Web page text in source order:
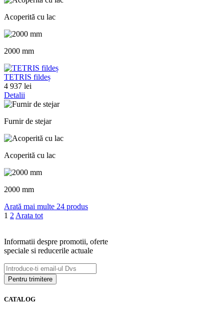
Acoperită cu lac
2000 mm
TETRIS fildeș
4 937 lei
Detalii
Furnir de stejar
Acoperită cu lac
2000 mm
Arată mai multe 24 produs
1 2 Arata tot
Informatii despre promotii, oferte
speciale si reducerile actuale
CATALOG